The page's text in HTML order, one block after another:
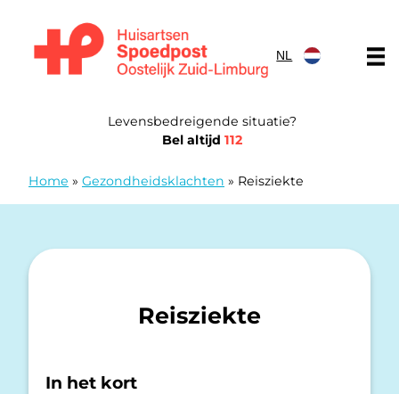
NL
Levensbedreigende situatie?
Bel altijd 112
Home » Gezondheidsklachten » Reisziekte
Reisziekte
In het kort